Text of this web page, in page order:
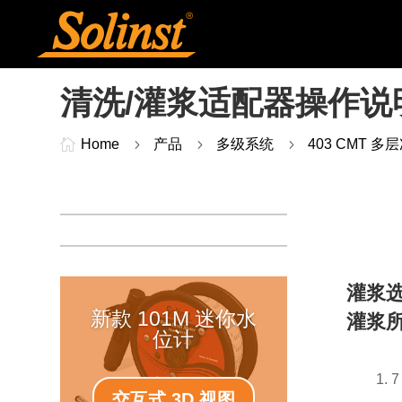
清洗/灌浆适配器操作说
 Home 5 产品 5 多级系统 5 403 CMT 多
新款 101M 迷你水
位计
灌浆
灌浆
7